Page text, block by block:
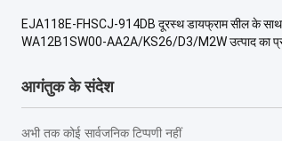
EJA118E-FHSCJ-914DB दूरस्थ डायफ्राम सील के साथ
WA12B1SW00-AA2A/KS26/D3/M2W उत्पाद का
आगंतुक के संदेश
अभी तक कोई सार्वजनिक टिप्पणी नहीं